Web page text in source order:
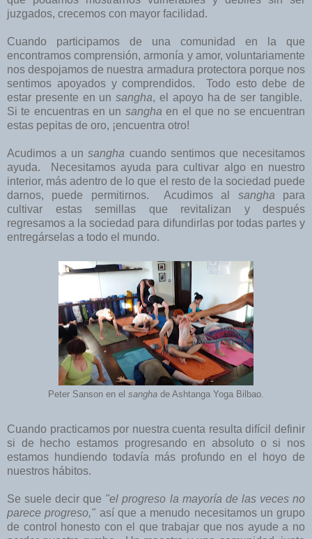
juzgados, crecemos con mayor facilidad.
Cuando participamos de una comunidad en la que
encontramos comprensión, armonía y amor, voluntariamente
nos despojamos de nuestra armadura protectora porque nos
sentimos apoyados y comprendidos. Todo esto debe de
estar presente en unsangha, el apoyo ha de ser tangible.
Si te encuentras en un sanghaen el que no se encuentran
estas pepitas de oro, ¡encuentra otro!
Acudimos a unsangha cuando sentimos que necesitamos
ayuda. Necesitamos ayuda para cultivar algo en nuestro
interior, más adentro de lo que el resto de la sociedad puede
darnos, puede permitirnos. Acudimos al sangha para
cultivar estas semillas que revitalizan y después
regresamos a la sociedad para difundirlas por todas partes y
entregárselas a todo el mundo.
Peter Sanson en el sangha de Ashtanga Yoga Bilbao.
Cuando practicamos por nuestra cuenta resulta difícil definir
si de hecho estamos progresando en absoluto o si nos
estamos hundiendo todavía más profundo en el hoyo de
nuestros hábitos.
Se suele decir que "el progreso la mayoría de las veces no
parece progreso," así que a menudo necesitamos un grupo
de control honesto con el que trabajar que nos ayude a no